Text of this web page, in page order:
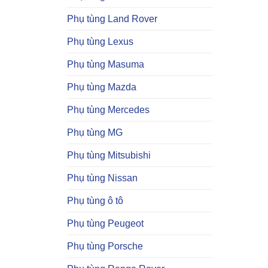
Phụ tùng Land Rover
Phụ tùng Lexus
Phụ tùng Masuma
Phụ tùng Mazda
Phụ tùng Mercedes
Phụ tùng MG
Phụ tùng Mitsubishi
Phụ tùng Nissan
Phụ tùng ô tô
Phụ tùng Peugeot
Phụ tùng Porsche